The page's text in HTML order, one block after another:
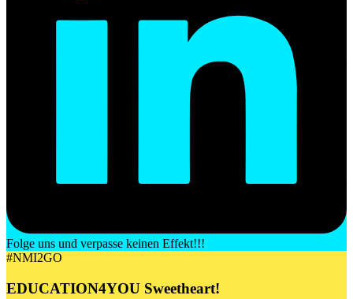
Folge uns und verpasse keinen Effekt!!!
#NMI2GO
EDUCATION4YOU Sweetheart!